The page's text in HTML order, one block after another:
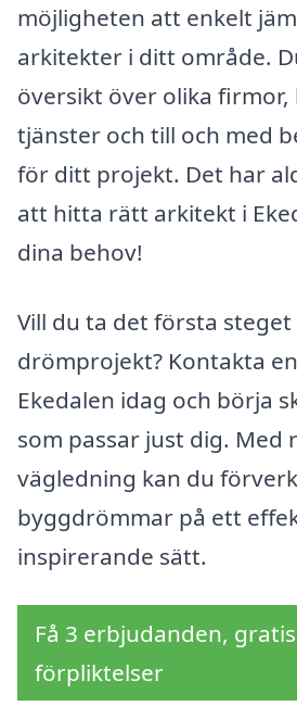
möjligheten att enkelt
arkitekter i ditt område.
översikt över olika firmor,
tjänster och till och med
för ditt projekt. Det har
att hitta rätt arkitekt i
dina behov!
Vill du ta det första
drömprojekt? Kontakta
Ekedalen idag och börja
som passar just dig. Med
vägledning kan du
byggdrömmar på ett
inspirerande sätt.
Få 3 erbjudanden,
förpliktelser